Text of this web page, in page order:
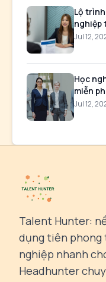
Lộ
nghiệp
Jul 12,
Học
miễn
Jul 12,
Talent Hunter:
dụng tiên phong
nghiệp nhanh
Headhunter